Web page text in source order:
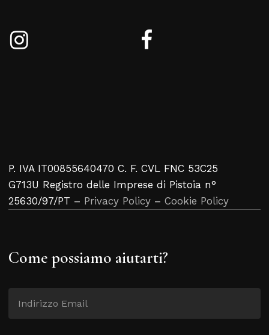
P. IVA IT00855640470 C. F. CVL FNC 53C25
G713U Registro delle Imprese di Pistoia n°
25630/97/PT – Privacy Policy – Cookie Policy
Come possiamo aiutarti?